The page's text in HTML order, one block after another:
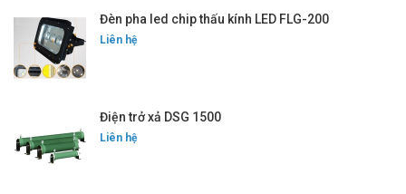
Đèn pha led chip thấu kính LED FLG-200
Liên hệ
Điện trở xả DSG 1500
Liên hệ